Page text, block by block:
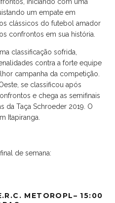
um empate em
clássicos do futebol amador
confrontos em sua história.
classificação sofrida,
contra a forte equipe
campanha da competição.
se classificou após
e chega as semifinais
da Taça Schroeder 2019. O
Itapiranga.
de semana:
METOROPL– 15:00